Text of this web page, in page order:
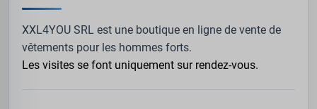
XXL4YOU SRL est une boutique en ligne de vente de
vêtements pour les hommes forts.
Les visites se font uniquement sur rendez-vous.